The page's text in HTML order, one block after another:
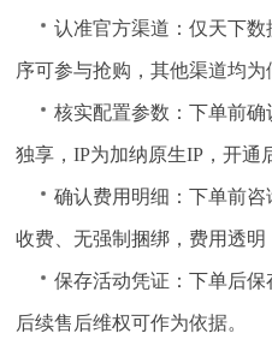
认准官方渠道：仅天下
序可参与抢购，其他渠道均为
核实配置参数：下单前
独享，IP为加纳原生IP，开通
确认费用明细：下单前
收费、无强制捆绑，费用透明
保存活动凭证：下单后保
后续售后维权可作为依据。